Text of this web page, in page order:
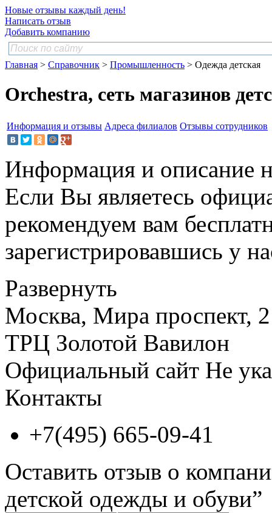
Новые отзывы каждый день!
Написать отзыв
Добавить компанию
Главная > Справочник > Промышленность > Одежда детская
Orchestra, сеть магазинов
Информация и отзывы Адреса филиалов Отзывы сотрудников
Информация и описание
Если Вы являетесь
рекомендуем вам
зарегистрировавшись у
Развернуть
Москва, Мира проспект,
ТРЦ Золотой Вавилон
Официальный сайт Не
Контакты
+7(495) 665-09-41
Оставить отзыв о
детской одежды и обуви”